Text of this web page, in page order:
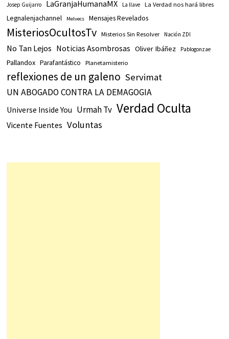
Josep Guijarro LaGranjaHumanaMX La llave La Verdad nos hará libres
Legnalenjachannel Melvecs Mensajes Revelados
MisteriosOcultosTv Misterios Sin Resolver Nación ZDI
No Tan Lejos Noticias Asombrosas Oliver Ibáñez Pablogonzae
Pallandox Parafantástico Planetamisterio
reflexiones de un galeno Servimat
UN ABOGADO CONTRA LA DEMAGOGIA
Universe Inside You Urmah Tv Verdad Oculta
Vicente Fuentes Voluntas